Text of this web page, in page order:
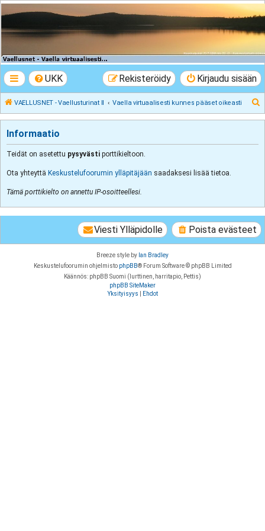
VAELLUSNET -
Vaellusturinat II
UKK Kirjaudu sisään
Rekisteröidy
VAELLUSNET - Vaellusturinat II Vaella virtuaalisesti kunnes pääset oikeasti
Informaatio
Teidät on asetettu pysyvästi porttikieltoon.
Ota yhteyttä Keskustelufoorumin ylläpitäjään saadaksesi lisää tietoa.
Tämä porttikielto on annettu IP-osoitteellesi.
Poista evästeet
Viesti Ylläpidolle
Breeze style by Ian Bradley
Keskustelufoorumin ohjelmisto phpBB® Forum Software © phpBB Limited
Käännös: phpBB Suomi (lurttinen, harritapio, Pettis)
phpBB SiteMaker
Yksityisyys
Ehdot